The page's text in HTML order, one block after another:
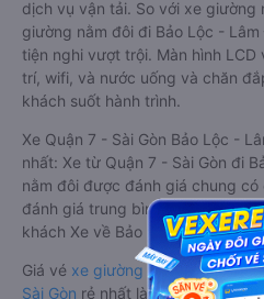
dịch vụ vận tải. So với xe giường
giường nằm đôi đi Bảo Lộc -
tiện nghi vượt trội. Màn hình
trí, wifi, và nước uống và chăn
khách suốt hành trình.
Xe Quận 7 - Sài Gòn Bảo Lộc -
nhất: Xe từ Quận 7 - Sài Gòn đi
nằm đôi được đánh giá chung
đánh giá trung bình từ 4.1/5 dựa
khách Xe về Bảo Lộc - Lâm
Giá vé xe giường nằm đôi đi Bảo
Sài Gòn rẻ nhất là 220000VND